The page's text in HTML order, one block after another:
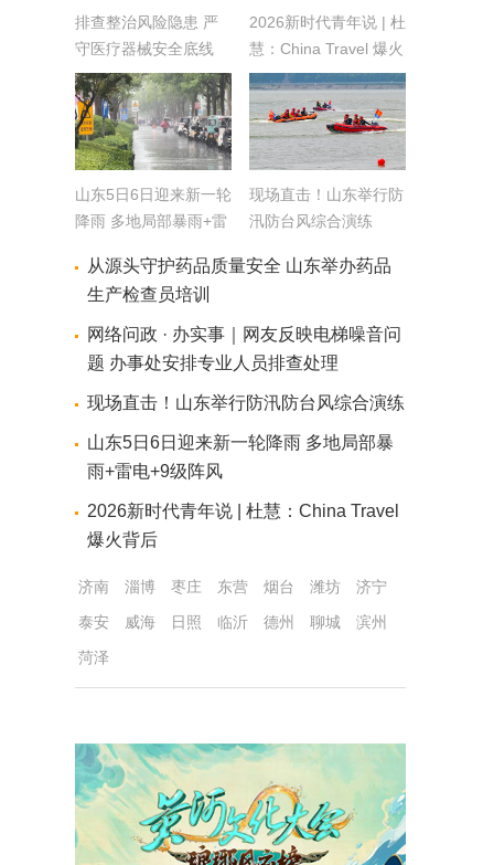
排查整治风险隐患 严
守医疗器械安全底线
2026新时代青年说 | 杜
慧：China Travel 爆火
背后
山东5日6日迎来新一轮
降雨 多地局部暴雨+雷
现场直击！山东举行防
汛防台风综合演练
从源头守护药品质量安全 山东举办药品
生产检查员培训
网络问政 · 办实事｜网友反映电梯噪音问
题 办事处安排专业人员排查处理
现场直击！山东举行防汛防台风综合演练
山东5日6日迎来新一轮降雨 多地局部暴
雨+雷电+9级阵风
2026新时代青年说 | 杜慧：China Travel
爆火背后
济南 淄博 枣庄 东营 烟台 潍坊
济宁
泰安
威海 日照 临沂 德州 聊城
滨州
菏泽